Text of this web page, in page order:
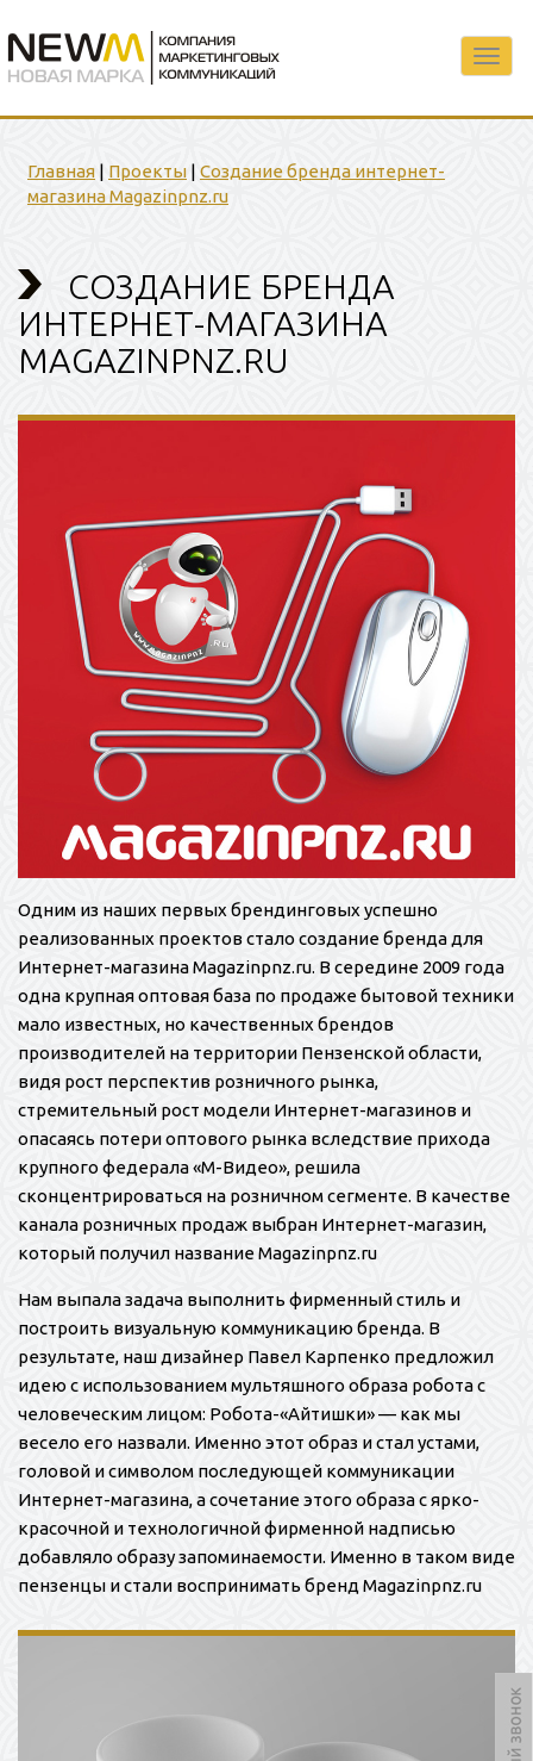
Главная | Проекты | Создание бренда интернет-
магазина Magazinpnz.ru
СОЗДАНИЕ БРЕНДА
ИНТЕРНЕТ-МАГАЗИНА
MAGAZINPNZ.RU
Одним из наших первых брендинговых успешно
реализованных проектов стало создание бренда для
Интернет-магазина Magazinpnz.ru. В середине 2009 года
одна крупная оптовая база по продаже бытовой техники
мало известных, но качественных брендов
производителей на территории Пензенской области,
видя рост перспектив розничного рынка,
стремительный рост модели Интернет-магазинов и
опасаясь потери оптового рынка вследствие прихода
крупного федерала «М-Видео», решила
сконцентрироваться на розничном сегменте. В качестве
канала розничных продаж выбран Интернет-магазин,
который получил название Magazinpnz.ru
Нам выпала задача выполнить фирменный стиль и
построить визуальную коммуникацию бренда. В
результате, наш дизайнер Павел Карпенко предложил
идею с использованием мультяшного образа робота с
человеческим лицом: Робота-«Айтишки» — как мы
весело его назвали. Именно этот образ и стал устами,
головой и символом последующей коммуникации
Интернет-магазина, а сочетание этого образа с ярко-
красочной и технологичной фирменной надписью
добавляло образу запоминаемости. Именно в таком виде
пензенцы и стали воспринимать бренд Magazinpnz.ru